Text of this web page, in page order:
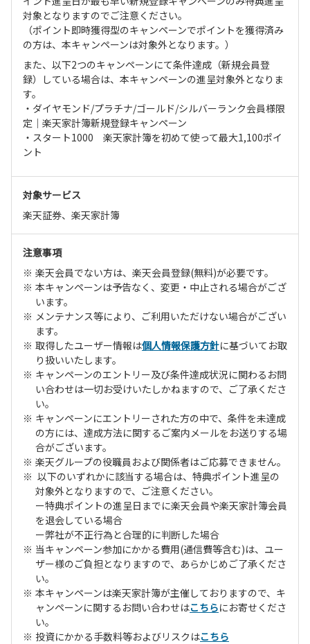
対象となりますのでご注意ください。
（ポイント即時獲得型のキャンペーンでポイントを獲得済み
の方は、本キャンペーンは対象外となります。）
また、以下2つのキャンペーンにて条件達成（新規会員登
録）している場合は、本キャンペーンの進呈対象外となりま
す。
・ダイヤモンド/プラチナ/ゴールド/シルバーランク会員様限
定｜楽天家計簿新規登録キャンペーン
・スタート1000 楽天家計簿を初めて使って最大1,100ポイ
ント
対象サービス
楽天証券、楽天家計簿
注意事項
楽天会員でない方は、楽天会員登録(無料)が必要です。
本キャンペーンは予告なく、変更・中止される場合がござ
います。
メンテナンス等により、ご利用いただけない場合がござい
ます。
取得したユーザー情報は個人情報保護方針に基づいてお取
り扱いいたします。
キャンペーンのエントリー及び条件達成状況に関わるお問
い合わせは一切お受けいたしかねますので、ご了承くださ
い。
キャンペーンにエントリーされた方の中で、条件を未達成
の方には、達成方法に関するご案内メールをお送りする場
合がございます。
楽天グループの役職員および関係者はご応募できません。
以下のいずれかに該当する場合は、特典ポイント進呈の
対象外となりますので、ご注意ください。
ー特典ポイントの進呈日までに楽天会員や楽天家計簿会員
を退会している場合
ー弊社が不正行為と合理的に判断した場合
当キャンペーン参加にかかる費用(通信費等含む)は、ユー
ザー様のご負担となりますので、あらかじめご了承くださ
い。
本キャンペーンは楽天家計簿が主催しておりますので、キ
ャンペーンに関するお問い合わせはこちらにお寄せくださ
い。
投資にかかる手数料等およびリスクはこちら